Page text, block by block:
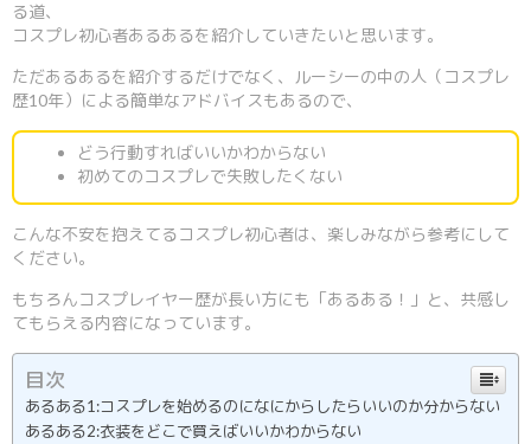
る道、
コスプレ初心者あるあるを紹介していきたいと思います。
ただあるあるを紹介するだけでなく、ルーシーの中の人（コスプレ
歴10年）による簡単なアドバイスもあるので、
どう行動すればいいかわからない
初めてのコスプレで失敗したくない
こんな不安を抱えてるコスプレ初心者は、楽しみながら参考にして
ください。
もちろんコスプレイヤー歴が長い方にも「あるある！」と、共感し
てもらえる内容になっています。
目次
あるある1:コスプレを始めるのになにからしたらいいのか分からない
あるある2:衣装をどこで買えばいいかわからない